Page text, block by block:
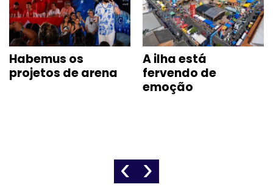
Habemus os
projetos de arena
A ilha está
fervendo de
emoção
‹ ›